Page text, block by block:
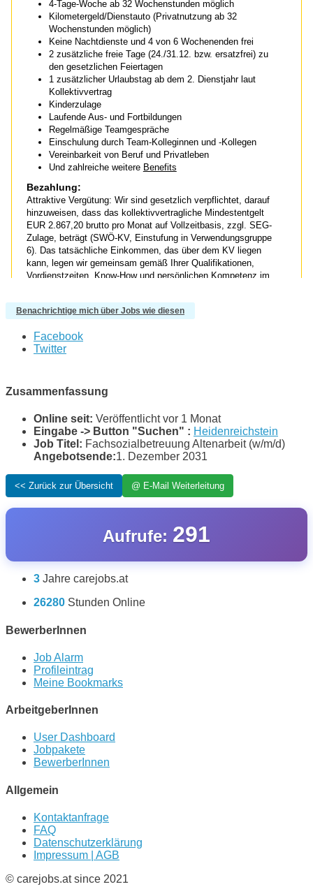
Benachrichtige mich über Jobs wie diesen
Facebook
Twitter
Zusammenfassung
Online seit: Veröffentlicht vor 1 Monat
Eingabe -> Button "Suchen" : Heidenreichstein
Job Titel: Fachsozialbetreuung Altenarbeit (w/m/d)
Angebotsende:1. Dezember 2031
Aufrufe: 291
3 Jahre carejobs.at
26280 Stunden Online
BewerberInnen
Job Alarm
Profileintrag
Meine Bookmarks
ArbeitgeberInnen
User Dashboard
Jobpakete
BewerberInnen
Allgemein
Kontaktanfrage
FAQ
Datenschutzerklärung
Impressum | AGB
© carejobs.at since 2021